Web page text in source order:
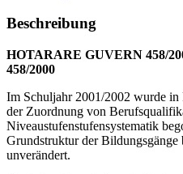
Beschreibung
HOTARARE GUVERN 458/
458/2000
Im Schuljahr 2001/2002 wurde in
der Zuordnung von
Niveaustufenstufensystematik
Grundstruktur der
unverändert.